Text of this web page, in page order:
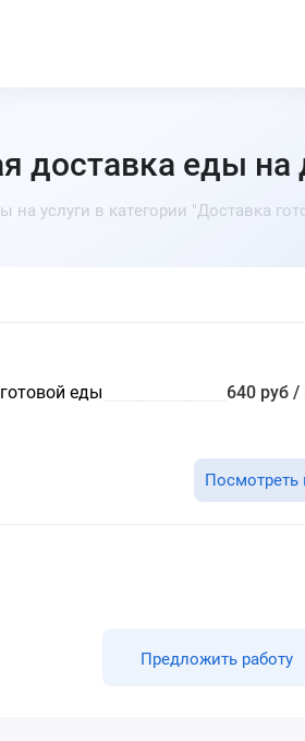
доставка еды
на услуги в категории "Доставка
еды
640 руб
Посмотреть
Предложить работу